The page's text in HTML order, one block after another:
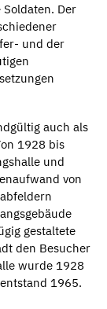
Der
und der
auch als
1928 bis
und
von
gestaltete
den Besucher
wurde 1928
1965.